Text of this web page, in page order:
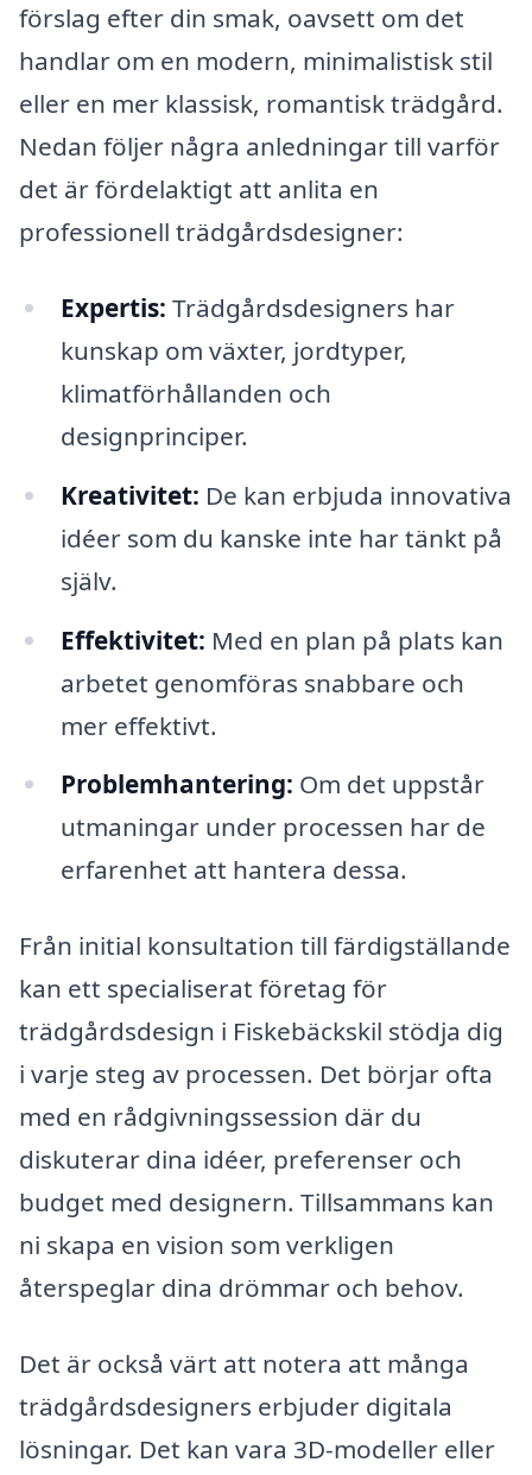
förslag efter din smak, oavsett om det
handlar om en modern, minimalistisk stil
eller en mer klassisk, romantisk trädgård.
Nedan följer några anledningar till varför
det är fördelaktigt att anlita en
professionell trädgårdsdesigner:
Expertis: Trädgårdsdesigners har
kunskap om växter, jordtyper,
klimatförhållanden och
designprinciper.
Kreativitet: De kan erbjuda innovativa
idéer som du kanske inte har tänkt på
själv.
Effektivitet: Med en plan på plats kan
arbetet genomföras snabbare och
mer effektivt.
Problemhantering: Om det uppstår
utmaningar under processen har de
erfarenhet att hantera dessa.
Från initial konsultation till färdigställande
kan ett specialiserat företag för
trädgårdsdesign i Fiskebäckskil stödja dig
i varje steg av processen. Det börjar ofta
med en rådgivningssession där du
diskuterar dina idéer, preferenser och
budget med designern. Tillsammans kan
ni skapa en vision som verkligen
återspeglar dina drömmar och behov.
Det är också värt att notera att många
trädgårdsdesigners erbjuder digitala
lösningar. Det kan vara 3D-modeller eller